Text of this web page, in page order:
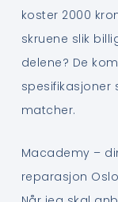
koster 2000
skruene slik
delene? De
spesifikasjoner
matcher.
Macademy –
reparasjon Oslo